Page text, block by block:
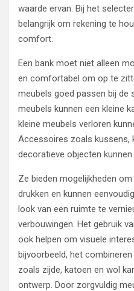
waarde ervan. Bij het
belangrijk om rekening te
comfort.
Een bank moet niet alleen
en comfortabel om op te
meubels goed passen bij de
meubels kunnen een kleine
kleine meubels verloren
Accessoires zoals kussens,
decoratieve objecten
Ze bieden mogelijkheden
drukken en kunnen
look van een ruimte te
verbouwingen. Het gebruik
ook helpen om visuele
bijvoorbeeld, het
zoals zijde, katoen en wol
ontwerp. Door zorgvuldig